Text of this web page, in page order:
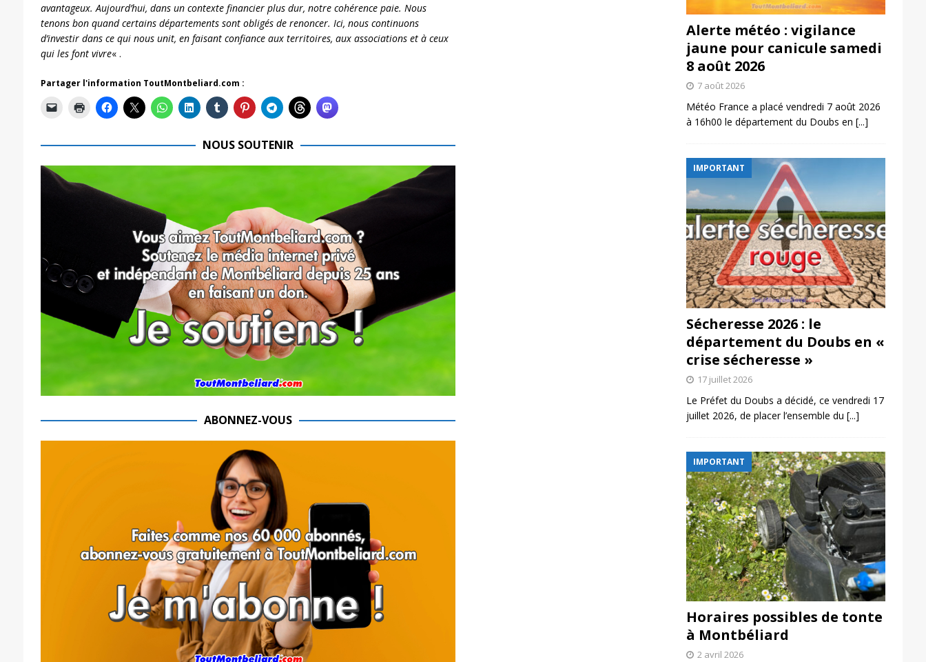
avantageux. Aujourd’hui, dans un contexte financier plus dur, notre cohérence paie. Nous
tenons bon quand certains départements sont obligés de renoncer. Ici, nous continuons
d’investir dans ce qui nous unit, en faisant confiance aux territoires, aux associations et à ceux
qui les font vivre« .
Partager l'information ToutMontbeliard.com :
NOUS SOUTENIR
ABONNEZ-VOUS
Alerte météo : vigilance
jaune pour canicule samedi
8 août 2026
7 août 2026
Météo France a placé vendredi 7 août 2026
à 16h00 le département du Doubs en [...]
IMPORTANT
Sécheresse 2026 : le
département du Doubs en «
crise sécheresse »
17 juillet 2026
Le Préfet du Doubs a décidé, ce vendredi 17
juillet 2026, de placer l’ensemble du [...]
IMPORTANT
Horaires possibles de tonte
à Montbéliard
2 avril 2026